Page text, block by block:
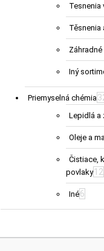
Těsnenia
Iný
Priemyselná chémia
Lepidlá a
Oleje a
Čistiace,
povlaky 12
Iné6